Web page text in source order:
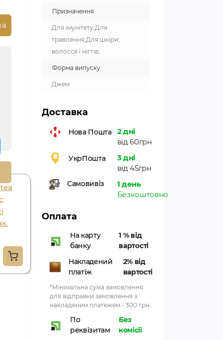
Призначення
Для імунітету;Для
травлення;Для шкіри,
волосся і нігтів;
Форма випуску
Джем
Доставка
Нова Пошта
2 дні
від 60грн
УкрПошта
3 дні
від 45грн
Самовивіз
1 день
Безкоштовно
Оплата
На карту
банку
1 % від
вартості
Накладений
платіж
2% від
вартості
*Мінімальна сума замовлення
для відправки замовлення з
накладеним платежем - 300 грн.
По
реквізитам
Без
комісії